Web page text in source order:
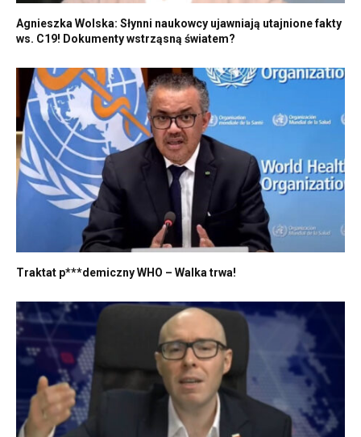
Agnieszka Wolska: Słynni naukowcy ujawniają utajnione fakty
ws. C19! Dokumenty wstrząsną światem?
Traktat p***demiczny WHO – Walka trwa!